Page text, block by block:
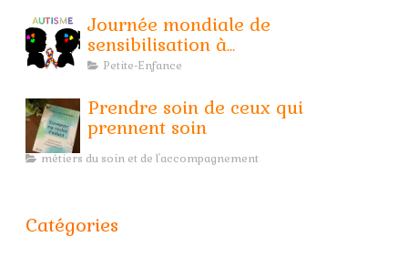
Journée mondiale de
sensibilisation à
l'Autisme
Petite-Enfance
Prendre soin de ceux qui
prennent soin
métiers du soin et de l'accompagnement
Catégories